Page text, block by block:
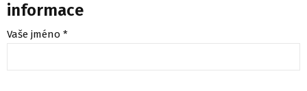
informace
Vaše jméno *